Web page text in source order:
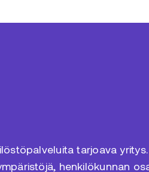
tarjoava
henkilökunnan